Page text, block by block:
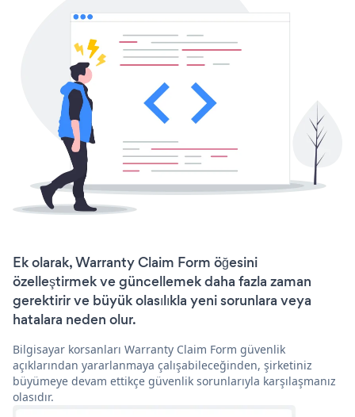
Ek olarak, Warranty Claim Form öğesini
özelleştirmek ve güncellemek daha fazla zaman
gerektirir ve büyük olasılıkla yeni sorunlara veya
hatalara neden olur.
Bilgisayar korsanları Warranty Claim Form güvenlik
açıklarından yararlanmaya çalışabileceğinden, şirketiniz
büyümeye devam ettikçe güvenlik sorunlarıyla karşılaşmanız
olasıdır.